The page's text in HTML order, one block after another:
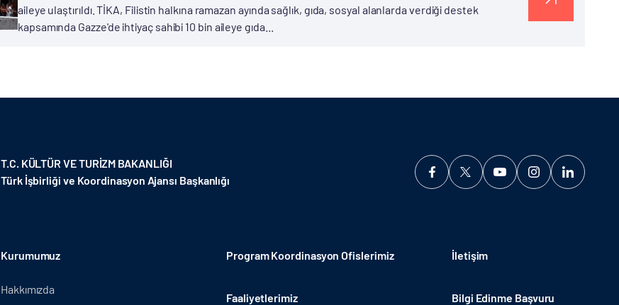
aileye ulaştırıldı. TİKA, Filistin halkına ramazan ayında sağlık, gıda, sosyal alanlarda verdiği destek
kapsamında Gazze'de ihtiyaç sahibi 10 bin aileye gıda...
T.C. KÜLTÜR VE TURİZM BAKANLIĞI
Türk İşbirliği ve Koordinasyon Ajansı Başkanlığı
Kurumumuz
Hakkımızda
Program Koordinasyon Ofislerimiz
Faaliyetlerimiz
İletişim
Bilgi Edinme Başvuru